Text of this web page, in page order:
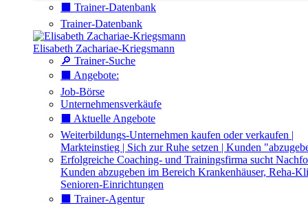
⬛️ Trainer-Datenbank
Trainer-Datenbank
Elisabeth Zachariae-Kriegsmann
🔎 Trainer-Suche
⬛️ Angebote:
Job-Börse
Unternehmensverkäufe
⬛️ Aktuelle Angebote
Weiterbildungs-Unternehmen kaufen oder verkaufen |
Markteinstieg | Sich zur Ruhe setzen | Kunden
Erfolgreiche Coaching- und Trainingsfirma sucht
Kunden abzugeben im Bereich Krankenhäuser, Reha-
Senioren-Einrichtungen
⬛️ Trainer-Agentur